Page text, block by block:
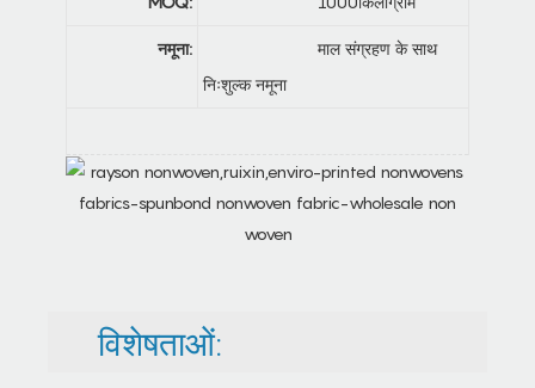
नमूना:
माल संग्रहण के साथ
निःशुल्क नमूना
विशेषताओं: